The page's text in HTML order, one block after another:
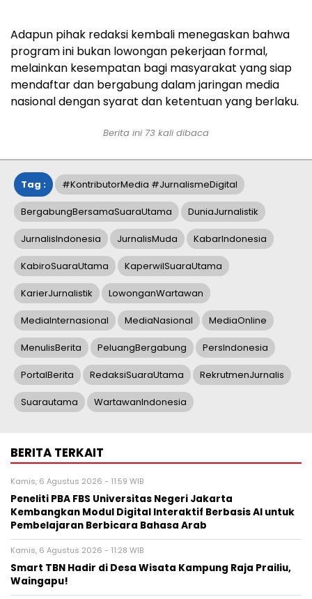
Adapun pihak redaksi kembali menegaskan bahwa
program ini bukan lowongan pekerjaan formal,
melainkan kesempatan bagi masyarakat yang siap
mendaftar dan bergabung dalam jaringan media
nasional dengan syarat dan ketentuan yang berlaku.
Berita ini 73 kali dibaca
Tag : #KontributorMedia #JurnalismeDigital
BergabungBersamaSuaraUtama DuniaJurnalistik
JurnalisIndonesia JurnalisMuda KabarIndonesia
KabiroSuaraUtama KaperwilSuaraUtama
KarierJurnalistik LowonganWartawan
MediaInternasional MediaNasional MediaOnline
MenulisBerita PeluangBergabung PersIndonesia
PortalBerita RedaksiSuaraUtama RekrutmenJurnalis
Suarautama WartawanIndonesia
BERITA TERKAIT
Kamis, 6 Agustus 2026 - 11:59 WIB
Peneliti PBA FBS Universitas Negeri Jakarta
Kembangkan Modul Digital Interaktif Berbasis AI untuk
Pembelajaran Berbicara Bahasa Arab
Kamis, 6 Agustus 2026 - 11:28 WIB
Smart TBN Hadir di Desa Wisata Kampung Raja Prailiu,
Waingapu!